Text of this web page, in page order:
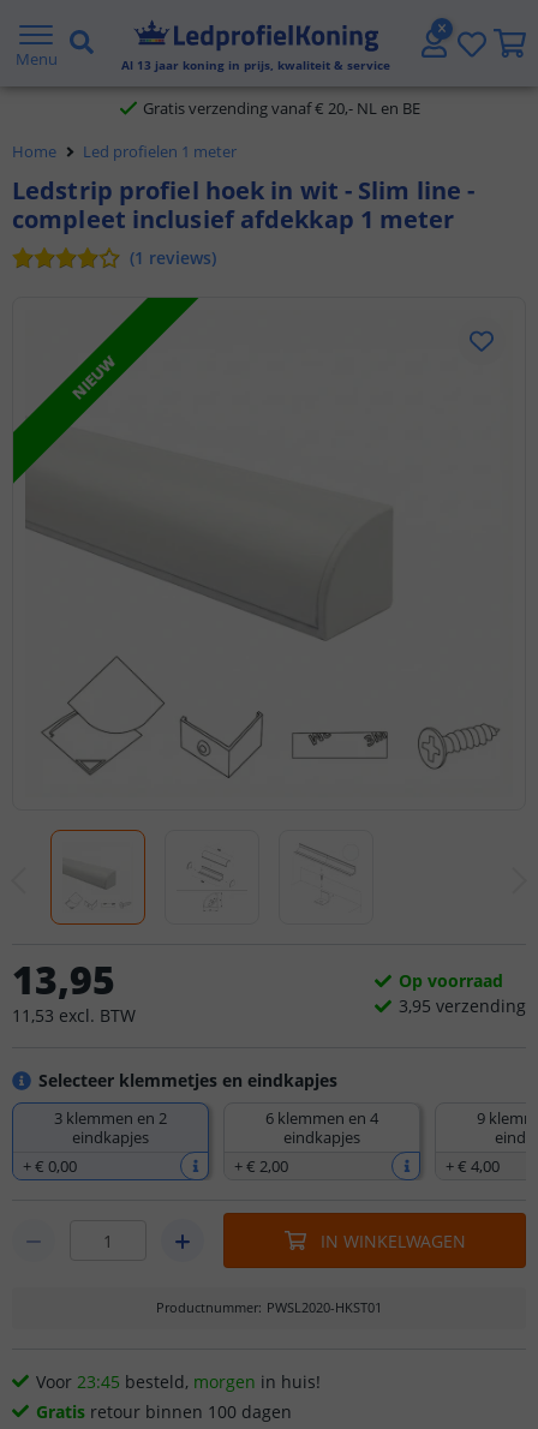
Menu Al 13 jaar koning in prijs, kwaliteit & service
2 jaar garantie
Gratis verzending vanaf € 20,- NL en BE
Klantbeoordeling 9.1
Voor 23:45 uur besteld,morgen in huis
Home Led profielen 1 meter
Ledstrip profiel hoek in wit - Slim line -
compleet inclusief afdekkap 1 meter
(1 reviews)
NIEUW
Selecteer klemmetjes en eindkapjes
3 klemmen en 2
eindkapjes
+€ 0,00
6 klemmen en 4
eindkapjes
+€ 2,00
9
+€ 4,00
13,95
11 ,53 excl. BTW
Op voorraad
3,95 verzending
IN WINKELWAGEN
Productnummer: PWSL2020-HKST01
Voor 23:45 besteld, morgen in huis!
Gratis retour binnen 100 dagen